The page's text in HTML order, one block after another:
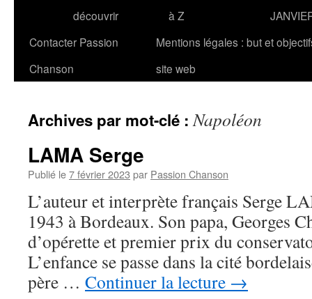
découvrir
à Z
Contacter Passion
Chanson
Mentions légales : but et
site web
Archives par mot-clé :Napoléon
LAMA Serge
Publié le7 février 2023 par Passion Chanson
L’auteur et interprète français Serge
1943 à Bordeaux. Son papa, Georges
d’opérette et premier prix du
L’enfance se passe dans la cité
père … Continuer la lecture →